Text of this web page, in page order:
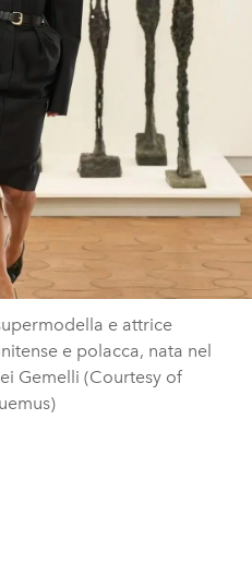
e attrice
e polacca, nata nel
Gemelli (Courtesy of